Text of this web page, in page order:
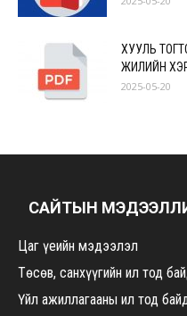
ХУУЛЬ
ЖИЛИЙН
2025-05-20
САЙТЫН
Цаг үеийн мэдээлэл
Төсөв, санхүүгийн ил тод
Үйл ажиллагааны ил тод